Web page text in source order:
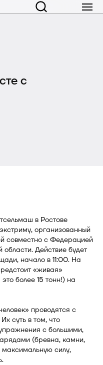
с
в Ростове
организованный
совместно с Федерацией
области. Действие будет
начало в 11:00. На
«живая»
более 15 тонн!) на
проводятся с
суть в том, что
с большими,
(бревна, камни,
максимальную силу,